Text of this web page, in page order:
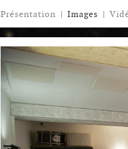
Présentation | Images |